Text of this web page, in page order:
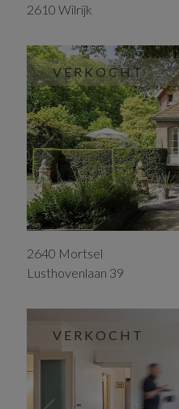
2610 Wilrijk
VERKOCHT
2640 Mortsel
Lusthovenlaan 39
VERKOCHT